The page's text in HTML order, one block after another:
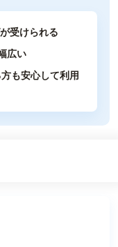
受けられる
広い
も安心して利用